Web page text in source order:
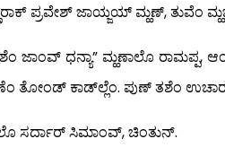
ಪ್ರವೇಶ್ ಜಾಯ್ಜಯ್ ಮ್ಹಣ್, ತುವೆಂ
ಜಾಂವ್ ಧನ್ಯಾ” ಮ್ಹಣಾಲೊ
ತೋಂಡ್ ಕಾಡ್‍ಲ್ಲೆಂ. ಪುಣ್ ತಶೆಂ
ಸರ್ದಾರ್ ಸಿಮಾಂವ್, ಚಿಂತುನ್.